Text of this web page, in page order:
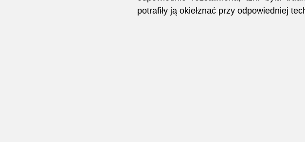
potrafiły ją okiełznać przy odpowiedniej